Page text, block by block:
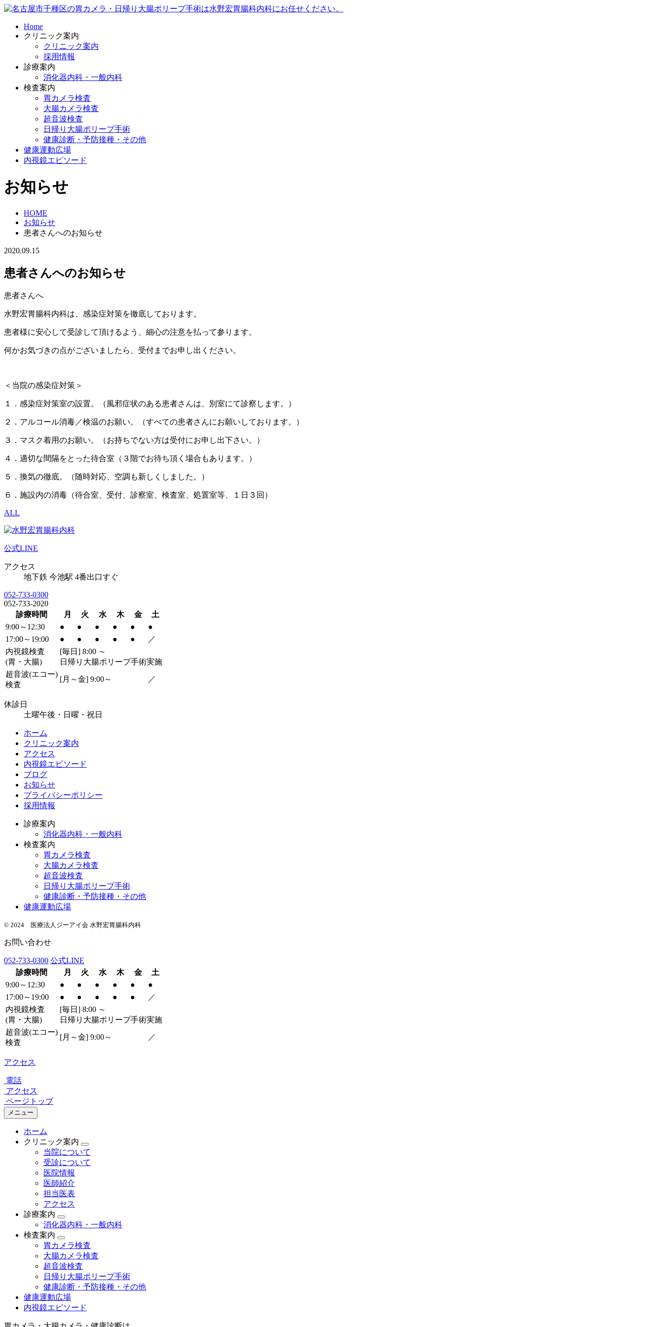
Home
クリニック案内
クリニック案内
採用情報
診療案内
消化器内科・一般内科
検査案内
胃カメラ検査
大腸カメラ検査
超音波検査
日帰り大腸ポリープ手術
健康診断・予防接種・その他
健康運動広場
内視鏡エピソード
お知らせ
HOME
お知らせ
患者さんへのお知らせ
2020.09.15
患者さんへのお知らせ
患者さんへ
水野宏胃腸科内科は、感染症対策を徹底しております。
患者様に安心して受診して頂けるよう、細心の注意を払って参ります。
何かお気づきの点がございましたら、受付までお申し出ください。
＜当院の感染症対策＞
１．感染症対策室の設置。（風邪症状のある患者さんは、別室にて診察します。）
２．アルコール消毒／検温のお願い。（すべての患者さんにお願いしております。）
３．マスク着用のお願い。（お持ちでない方は受付にお申し出下さい。）
４．適切な間隔をとった待合室（３階でお待ち頂く場合もあります。）
５．換気の徹底。（随時対応、空調も新しくしました。）
６．施設内の消毒（待合室、受付、診察室、検査室、処置室等、１日３回）
ALL
公式LINE
アクセス
地下鉄 今池駅 4番出口すぐ
052-733-0300
052-733-2020
診療時間
月 火 水 木 金
土
9:00～12:30
● ● ● ● ●
●
17:00～19:00
● ● ● ● ●
／
内視鏡検査
(胃・大腸)
[毎日] 8:00 ～
日帰り大腸ポリープ手術実施
超音波(エコー)
検査
[月～金] 9:00～ ／
休診日
土曜午後・日曜・祝日
ホーム
クリニック案内
アクセス
内視鏡エピソード
ブログ
お知らせ
プライバシーポリシー
採用情報
診療案内
消化器内科・一般内科
検査案内
胃カメラ検査
大腸カメラ検査
超音波検査
日帰り大腸ポリープ手術
健康診断・予防接種・その他
健康運動広場
© 2024 医療法人ジーアイ会 水野宏胃腸科内科
お問い合わせ
052-733-0300 公式LINE
診療時間
月 火 水 木 金
土
9:00～12:30
● ● ● ● ●
●
17:00～19:00
● ● ● ● ●
／
内視鏡検査
(胃・大腸)
[毎日] 8:00 ～
日帰り大腸ポリープ手術実施
超音波(エコー)
検査
[月～金] 9:00～ ／
アクセス
電話
アクセス
ページトップ
メニュー
ホーム
クリニック案内
当院について
受診について
医院情報
医師紹介
担当医表
アクセス
診療案内
消化器内科・一般内科
検査案内
胃カメラ検査
大腸カメラ検査
超音波検査
日帰り大腸ポリープ手術
健康診断・予防接種・その他
健康運動広場
内視鏡エピソード